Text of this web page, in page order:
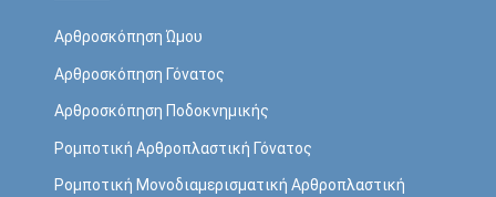
Αρθροσκόπηση Ώμου
Αρθροσκόπηση Γόνατος
Αρθροσκόπηση Ποδοκνημικής
Ρομποτική Αρθροπλαστική Γόνατος
Ρομποτική Μονοδιαμερισματική Αρθροπλαστική